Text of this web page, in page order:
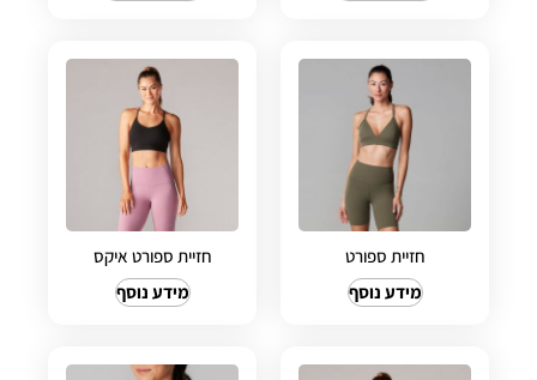
חזיית ספורט
מידע נוסף
חזיית ספורט איקס
מידע נוסף